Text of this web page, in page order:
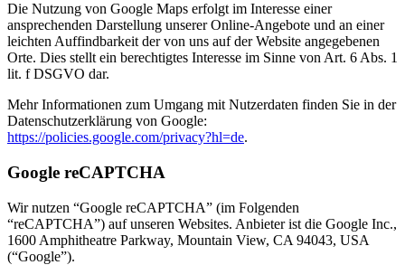
Die Nutzung von Google Maps erfolgt im Interesse einer
ansprechenden Darstellung unserer Online-Angebote und an einer
leichten Auffindbarkeit der von uns auf der Website angegebenen
Orte. Dies stellt ein berechtigtes Interesse im Sinne von Art. 6 Abs. 1
lit. f DSGVO dar.
Mehr Informationen zum Umgang mit Nutzerdaten finden Sie in der
Datenschutzerklärung von Google:
https://policies.google.com/privacy?hl=de.
Google reCAPTCHA
Wir nutzen “Google reCAPTCHA” (im Folgenden
“reCAPTCHA”) auf unseren Websites. Anbieter ist die Google Inc.,
1600 Amphitheatre Parkway, Mountain View, CA 94043, USA
(“Google”).